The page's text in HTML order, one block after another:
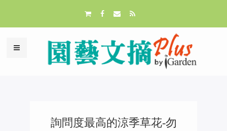
詢問度最高的涼季草花-勿